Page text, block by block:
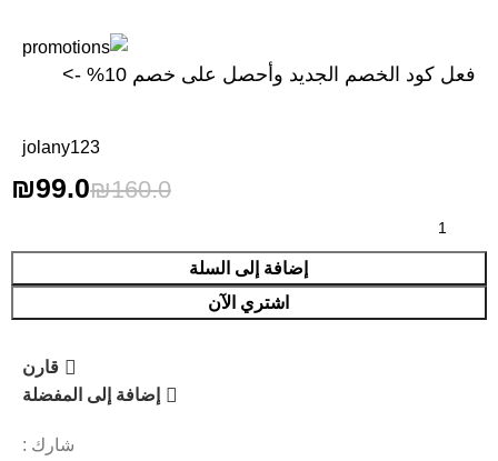
فعل كود الخصم الجديد وأحصل على خصم 10% ->
jolany123
₪160.0
₪99.0
إضافة إلى السلة
اشتري الآن
قارن
إضافة إلى المفضلة
شارك :